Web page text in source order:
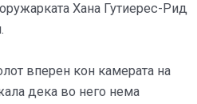
Хана Гутиерес-Рид
вперен кон камерата на
дека во него нема